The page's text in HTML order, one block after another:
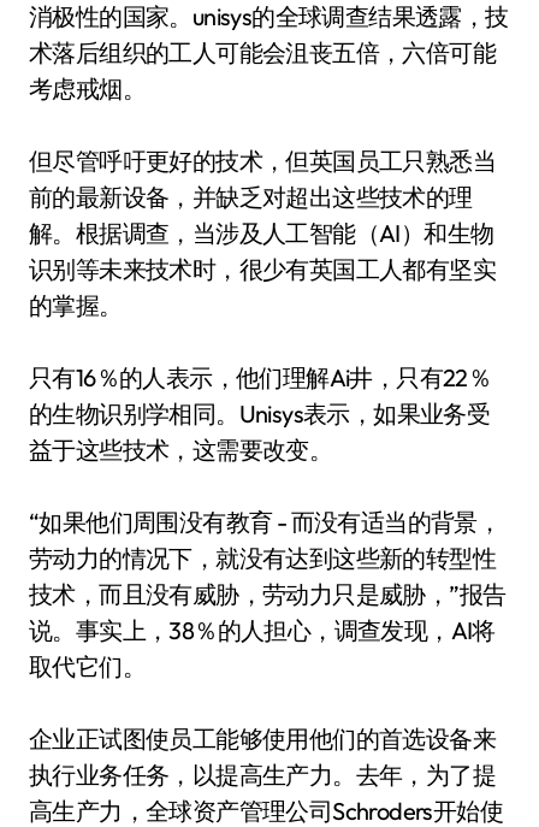
消极性的国家。unisys的全球调查结果透露，技
术落后组织的工人可能会沮丧五倍，六倍可能
考虑戒烟。
但尽管呼吁更好的技术，但英国员工只熟悉当
前的最新设备，并缺乏对超出这些技术的理
解。根据调查，当涉及人工智能（AI）和生物
识别等未来技术时，很少有英国工人都有坚实
的掌握。
只有16％的人表示，他们理解Ai井，只有22％
的生物识别学相同。Unisys表示，如果业务受
益于这些技术，这需要改变。
“如果他们周围没有教育 - 而没有适当的背景，
劳动力的情况下，就没有达到这些新的转型性
技术，而且没有威胁，劳动力只是威胁，”报告
说。事实上，38％的人担心，调查发现，AI将
取代它们。
企业正试图使员工能够使用他们的首选设备来
执行业务任务，以提高生产力。去年，为了提
高生产力，全球资产管理公司Schroders开始使